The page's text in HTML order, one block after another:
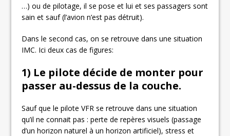
…) ou de pilotage, il se pose et lui et ses passagers sont
sain et sauf (l’avion n’est pas détruit).
Dans le second cas, on se retrouve dans une situation
IMC. Ici deux cas de figures:
1) Le pilote décide de monter pour
passer au-dessus de la couche.
Sauf que le pilote VFR se retrouve dans une situation
qu’il ne connait pas : perte de repères visuels (passage
d’un horizon naturel à un horizon artificiel), stress et